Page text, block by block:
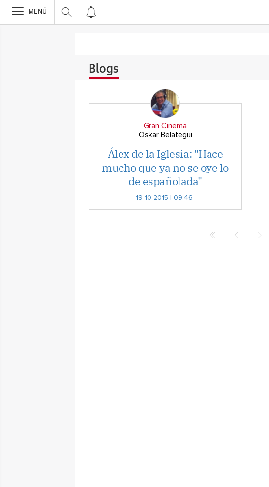
>
MENÚ
Blogs
Gran Cinema
Oskar Belategui
Álex de la Iglesia: "Hace
mucho que ya no se oye lo
de españolada"
19-10-2015 | 09:46